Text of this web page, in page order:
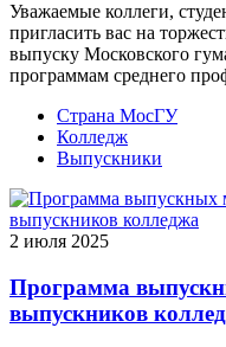
Уважаемые коллеги,
пригласить вас на
выпуску Московского
программам среднего
Страна МосГУ
Колледж
Выпускники
2 июля 2025
Программа
выпускников